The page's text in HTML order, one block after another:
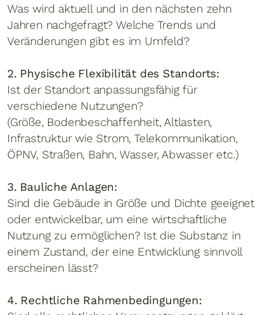
Was wird aktuell und in den nächsten zehn
Jahren nachgefragt? Welche Trends und
Veränderungen gibt es im Umfeld?
2. Physische Flexibilität des Standorts:
Ist der Standort anpassungsfähig für
verschiedene Nutzungen?
(Größe, Bodenbeschaffenheit, Altlasten,
Infrastruktur wie Strom, Telekommunikation,
ÖPNV, Straßen, Bahn, Wasser, Abwasser etc.)
3. Bauliche Anlagen:
Sind die Gebäude in Größe und Dichte geeignet
oder entwickelbar, um eine wirtschaftliche
Nutzung zu ermöglichen? Ist die Substanz in
einem Zustand, der eine Entwicklung sinnvoll
erscheinen lässt?
4. Rechtliche Rahmenbedingungen: